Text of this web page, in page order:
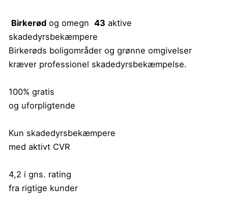
Birkerødog omegn 43 aktive
skadedyrsbekæmpere
Birkerøds boligområder og grønne omgivelser
kræver professionel skadedyrsbekæmpelse.
100% gratis
og uforpligtende
Kun skadedyrsbekæmpere
med aktivt CVR
4,2 i gns. rating
fra rigtige kunder